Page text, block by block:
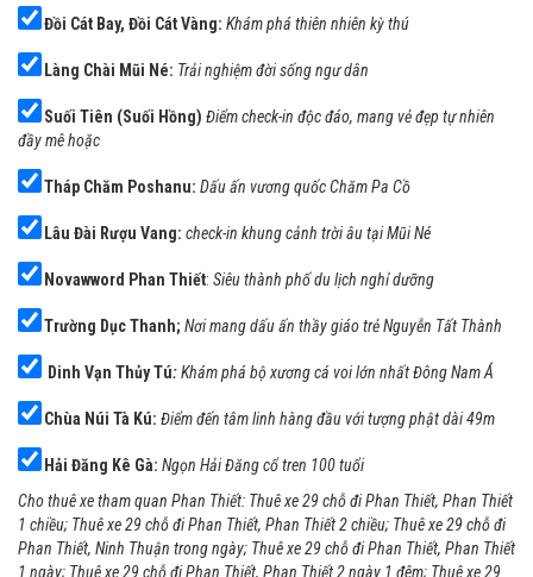
Đồi Cát Bay, Đồi Cát Vàng: Khám phá thiên nhiên kỳ thú
Làng Chài Mũi Né: Trải nghiệm đời sống ngư dân
Suối Tiên (Suối Hồng) Điểm check-in độc đáo, mang vẻ đẹp tự nhiên
đầy mê hoặc
Tháp Chăm Poshanu: Dấu ấn vương quốc Chăm Pa Cồ
Lâu Đài Rượu Vang: check-in khung cảnh trời âu tại Mũi Né
Novawword Phan Thiết: Siêu thành phố du lịch nghỉ dưỡng
Trường Dục Thanh; Nơi mang dấu ấn thầy giáo trẻ Nguyễn Tất Thành
Dinh Vạn Thủy Tú:Khám phá bộ xương cá voi lớn nhất Đông Nam Á
Chùa Núi Tà Kú: Điểm đến tâm linh hàng đầu với tượng phật dài 49m
Hải Đăng Kê Gà: Ngọn Hải Đăng cổ tren 100 tuổi
Cho thuê xe tham quan Phan Thiết: Thuê xe 29 chỗ đi Phan Thiết, Phan Thiết
1 chiều; Thuê xe 29 chỗ đi Phan Thiết, Phan Thiết 2 chiều; Thuê xe 29 chỗ đi
Phan Thiết, Ninh Thuận trong ngày; Thuê xe 29 chỗ đi Phan Thiết, Phan Thiết
1 ngày; Thuê xe 29 chỗ đi Phan Thiết, Phan Thiết 2 ngày 1 đêm; Thuê xe 29